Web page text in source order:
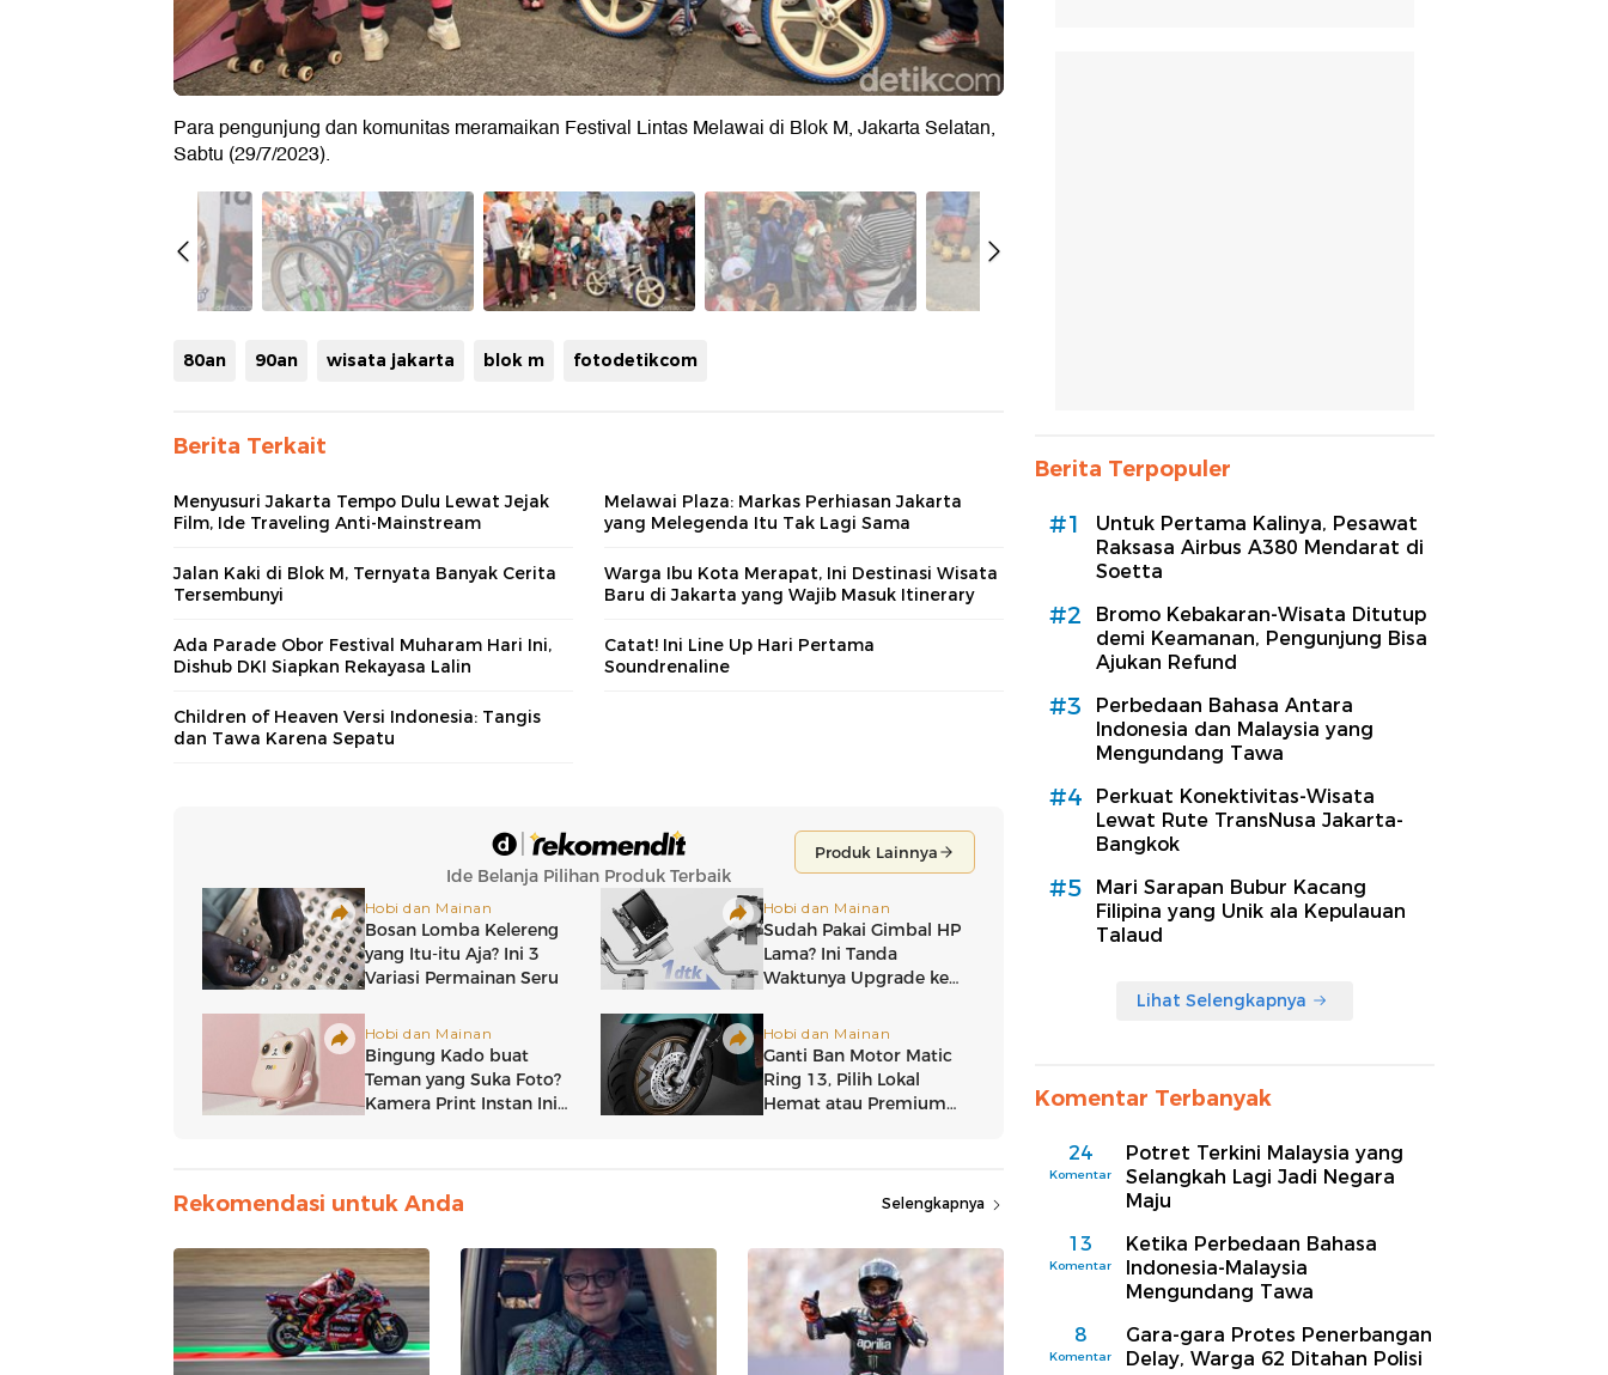
Para pengunjung dan komunitas meramaikan Festival Lintas Melawai di Blok M, Jakarta Selatan,
Sabtu (29/7/2023).
80an 90an wisata jakarta blok m fotodetikcom
Berita Terkait
Menyusuri Jakarta Tempo Dulu Lewat Jejak
Film, Ide Traveling Anti-Mainstream
Melawai Plaza: Markas Perhiasan Jakarta
yang Melegenda Itu Tak Lagi Sama
Jalan Kaki di Blok M, Ternyata Banyak Cerita
Tersembunyi
Warga Ibu Kota Merapat, Ini Destinasi Wisata
Baru di Jakarta yang Wajib Masuk Itinerary
Ada Parade Obor Festival Muharam Hari Ini,
Dishub DKI Siapkan Rekayasa Lalin
Catat! Ini Line Up Hari Pertama
Soundrenaline
Children of Heaven Versi Indonesia: Tangis
dan Tawa Karena Sepatu
Rekomendasi untuk Anda Selengkapnya
Berita Terpopuler
#1
Untuk Pertama Kalinya, Pesawat
Raksasa Airbus A380 Mendarat di
Soetta
#2
Bromo Kebakaran-Wisata Ditutup
demi Keamanan, Pengunjung Bisa
Ajukan Refund
#3
Perbedaan Bahasa Antara
Indonesia dan Malaysia yang
Mengundang Tawa
#4
Perkuat Konektivitas-Wisata
Lewat Rute TransNusa Jakarta-
Bangkok
#5
Mari Sarapan Bubur Kacang
Filipina yang Unik ala Kepulauan
Talaud
Lihat Selengkapnya
Komentar Terbanyak
24
Komentar
Potret Terkini Malaysia yang
Selangkah Lagi Jadi Negara
Maju
13
Komentar
Ketika Perbedaan Bahasa
Indonesia-Malaysia
Mengundang Tawa
8
Komentar
Gara-gara Protes Penerbangan
Delay, Warga 62 Ditahan Polisi